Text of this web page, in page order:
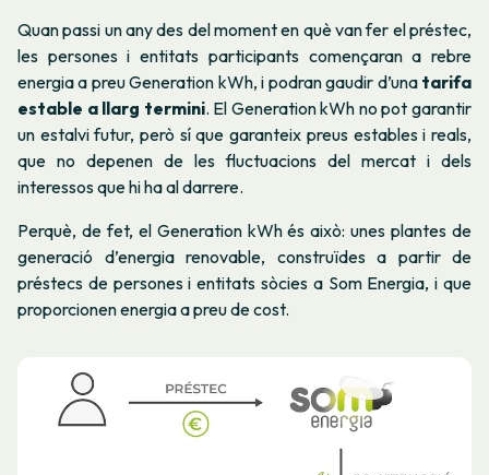
Quan passi un any des del moment en què van fer el préstec,
les persones i entitats participants començaran a rebre
energia a preu Generation kWh, i podran gaudir d’una tarifa
estable a llarg termini. El Generation kWh no pot garantir
un estalvi futur, però sí que garanteix preus estables i reals,
que no depenen de les fluctuacions del mercat i dels
interessos que hi ha al darrere.
Perquè, de fet, el Generation kWh és això: unes plantes de
generació d’energia renovable, construïdes a partir de
préstecs de persones i entitats sòcies a Som Energia, i que
proporcionen energia a preu de cost.